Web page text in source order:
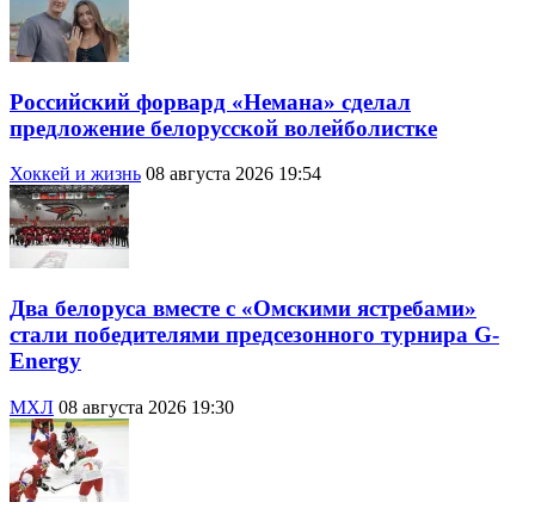
Российский форвард «Немана» сделал
предложение белорусской волейболистке
Хоккей и жизнь 08 августа 2026 19:54
Два белоруса вместе с «Омскими ястребами»
стали победителями предсезонного турнира G-
Energy
МХЛ 08 августа 2026 19:30